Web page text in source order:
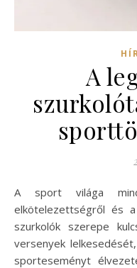
A
A sport világa mindig is a szenvedélyről, az
elkötelezettségről és
szurkolók szerepe
versenyek
sporteseményt